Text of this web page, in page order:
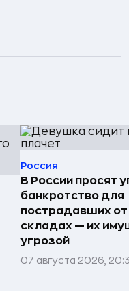
Россия
В России просят
банкротство для
пострадавших
складах — их
угрозой
07 августа 2026,